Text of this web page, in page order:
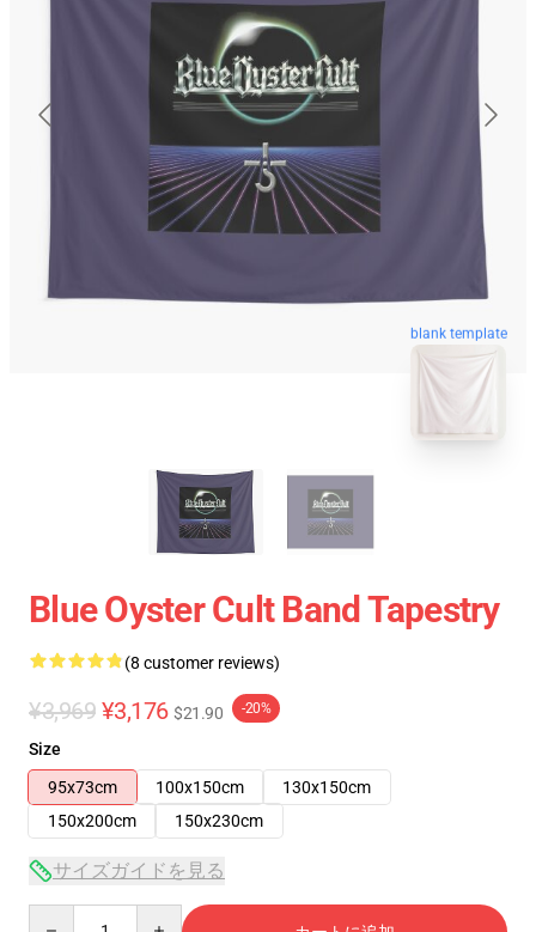
blank template
Blue Oyster Cult Band Tapestry
(8 customer reviews)
¥3,969 ¥3,176 $21.90 -20%
Size
95x73cm
100x150cm
130x150cm
150x200cm
150x230cm
サイズガイドを見る